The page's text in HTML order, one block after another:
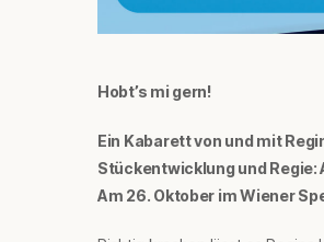
Hobt’s mi gern!
Ein Kabarett von und mit
Stückentwicklung und Regie:
Am 26. Oktober im Wiener